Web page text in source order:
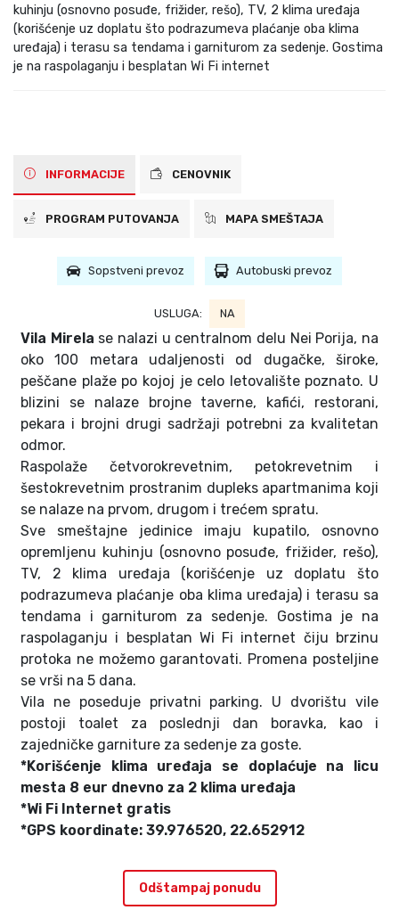
kuhinju (osnovno posuđe, frižider, rešo), TV, 2 klima uređaja
(korišćenje uz doplatu što podrazumeva plaćanje oba klima
uređaja) i terasu sa tendama i garniturom za sedenje. Gostima
je na raspolaganju i besplatan Wi Fi internet
INFORMACIJE CENOVNIK
PROGRAM PUTOVANJA MAPA SMEŠTAJA
Sopstveni prevoz Autobuski prevoz
USLUGA: NA
Vila Mirela se nalazi u centralnom delu Nei Porija, na
oko 100 metara udaljenosti od dugačke, široke,
peščane plaže po kojoj je celo letovalište poznato. U
blizini se nalaze brojne taverne, kafići, restorani,
pekara i brojni drugi sadržaji potrebni za kvalitetan
odmor.
Raspolaže četvorokrevetnim, petokrevetnim i
šestokrevetnim prostranim dupleks apartmanima koji
se nalaze na prvom, drugom i trećem spratu.
Sve smeštajne jedinice imaju kupatilo, osnovno
opremljenu kuhinju (osnovno posuđe, frižider, rešo),
TV, 2 klima uređaja (korišćenje uz doplatu što
podrazumeva plaćanje oba klima uređaja) i terasu sa
tendama i garniturom za sedenje. Gostima je na
raspolaganju i besplatan Wi Fi internet čiju brzinu
protoka ne možemo garantovati. Promena posteljine
se vrši na 5 dana.
Vila ne poseduje privatni parking. U dvorištu vile
postoji toalet za poslednji dan boravka, kao i
zajedničke garniture za sedenje za goste.
*Korišćenje klima uređaja se doplaćuje na licu
mesta 8 eur dnevno za 2 klima uređaja
*Wi Fi Internet gratis
*GPS koordinate: 39.976520, 22.652912
Odštampaj ponudu